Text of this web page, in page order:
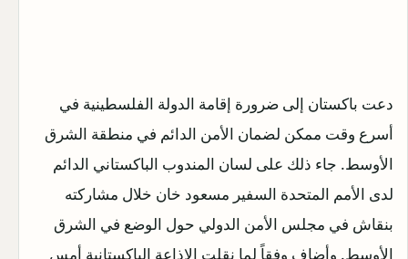
دعت باكستان إلى ضرورة إقامة الدولة الفلسطينية في
أسرع وقت ممكن لضمان الأمن الدائم في منطقة الشرق
الأوسط. جاء ذلك على لسان المندوب الباكستاني الدائم
لدى الأمم المتحدة السفير مسعود خان خلال مشاركته
بنقاش في مجلس الأمن الدولي حول الوضع في الشرق
الأوسط. وأضاف وفقاً لما نقلت الإذاعة الباكستانية أمس